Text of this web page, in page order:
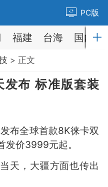
PC版
福建 台海 国内
> 正文
布 标准版套装
全球首款8K徕卡双
价3999元起。
，大疆方面也传出